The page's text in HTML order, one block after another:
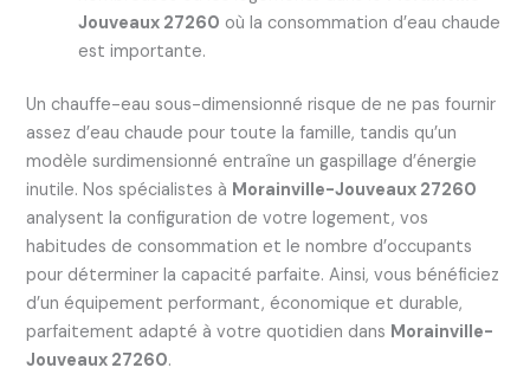
Jouveaux 27260 où la consommation d’eau chaude
est importante.
Un chauffe-eau sous-dimensionné risque de ne pas fournir
assez d’eau chaude pour toute la famille, tandis qu’un
modèle surdimensionné entraîne un gaspillage d’énergie
inutile. Nos spécialistes à Morainville-Jouveaux 27260
analysent la configuration de votre logement, vos
habitudes de consommation et le nombre d’occupants
pour déterminer la capacité parfaite. Ainsi, vous bénéficiez
d’un équipement performant, économique et durable,
parfaitement adapté à votre quotidien dans Morainville-
Jouveaux 27260.